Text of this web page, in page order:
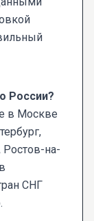
России?
в Москве
Ростов-на-
СНГ